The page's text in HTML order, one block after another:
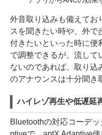
外音取り込みも備えてお
スを聞きたい時や、外で
付きたいといった時に便
で調整できるが、流して
ないのであれば、取り込
のアナウンスは十分聞き
ハイレゾ再生や低遅延
Bluetoothの対応コーデ